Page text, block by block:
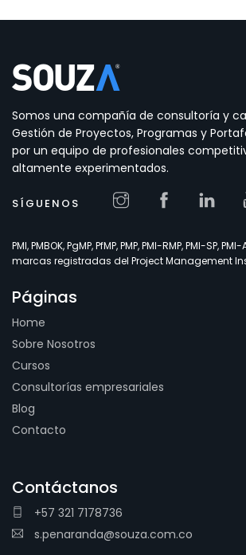
Somos una compañía de consultoría y
Gestión de Proyectos, Programas y
por un equipo de profesionales
altamente experimentados.
SÍGUENOS
PMI, PMBOK, PgMP, PfMP, PMP, PMI-RMP, PMI-SP,
marcas registradas del Project Management
Páginas
Home
Sobre Nosotros
Cursos
Consultorías empresariales
Blog
Contacto
Contáctanos
+57 321 7178736
s.penaranda@souza.com.co